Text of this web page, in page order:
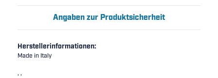
Angaben zur Produktsicherheit
Herstellerinformationen:
Made in Italy
, ,